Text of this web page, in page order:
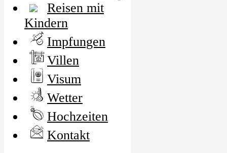
Reisen mit
Kindern
Impfungen
Villen
Visum
Wetter
Hochzeiten
Kontakt